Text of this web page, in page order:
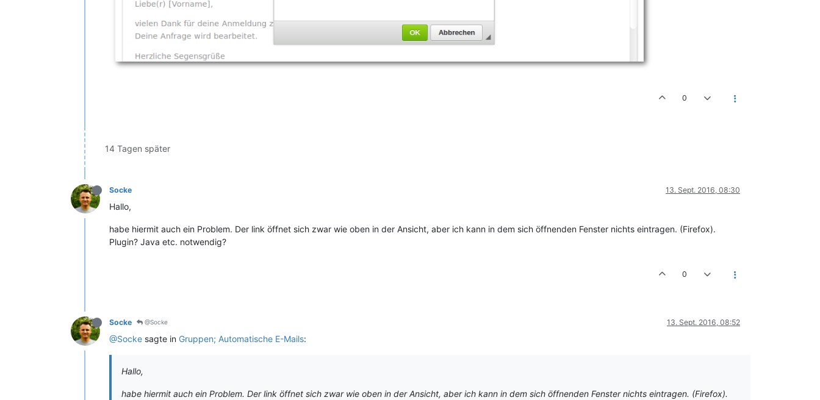
0
14 Tagen später
Socke 13. Sept. 2016, 08:30
Hallo,
habe hiermit auch ein Problem. Der link öffnet sich zwar wie oben in der Ansicht, aber ich kann in dem sich öffnenden Fenster nichts eintragen. (Firefox).
Plugin? Java etc. notwendig?
0
Socke @Socke 13. Sept. 2016, 08:52
@Socke sagte in Gruppen; Automatische E-Mails:
Hallo,
habe hiermit auch ein Problem. Der link öffnet sich zwar wie oben in der Ansicht, aber ich kann in dem sich öffnenden Fenster nichts eintragen. (Firefox).